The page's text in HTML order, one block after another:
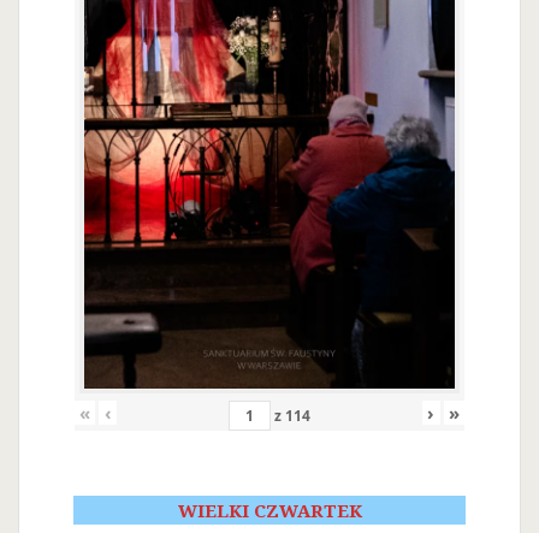
« ‹ z 114 › »
WIELKI CZWARTEK